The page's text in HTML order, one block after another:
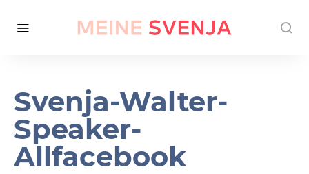
Svenja-Walter-
Speaker-
Allfacebook